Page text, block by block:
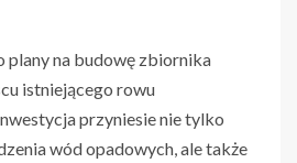
plany na budowę zbiornika
istniejącego rowu
przyniesie nie tylko
wód opadowych, ale także